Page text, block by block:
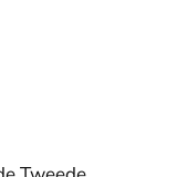
vereist jouw